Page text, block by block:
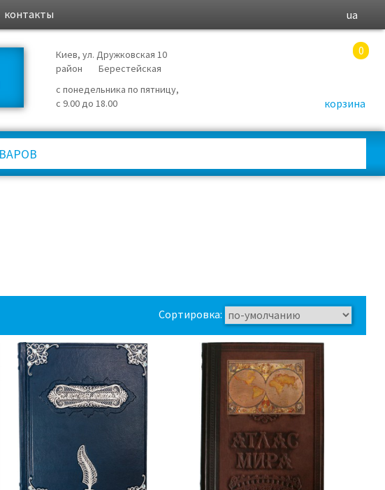
контакты ua
Киев, ул. Дружковская 10
район
Берестейская
с понедельника по пятницу,
с 9.00 до 18.00
0
корзина
Сортировка: